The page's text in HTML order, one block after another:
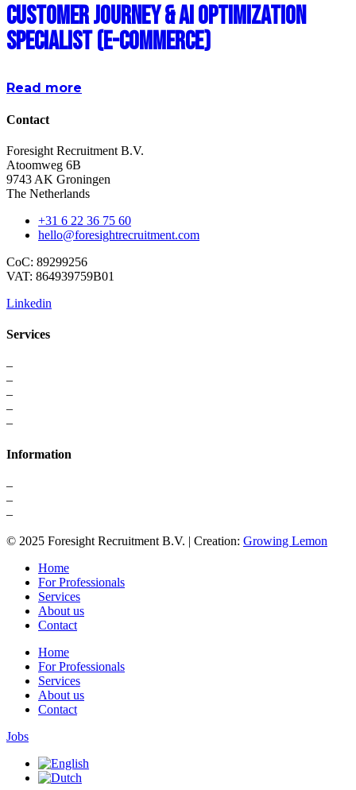
Customer Journey & AI Optimization
Specialist (E-commerce)
Read more
Contact
Foresight Recruitment B.V.
Atoomweg 6B
9743 AK Groningen
The Netherlands
+31 6 22 36 75 60
hello@foresightrecruitment.com
CoC: 89299256
VAT: 864939759B01
Linkedin
Services
–
–
–
–
–
Information
–
–
–
© 2025 Foresight Recruitment B.V. | Creation: Growing Lemon
Home
For Professionals
Services
About us
Contact
Home
For Professionals
Services
About us
Contact
Jobs